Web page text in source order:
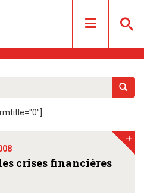
crises financières
+